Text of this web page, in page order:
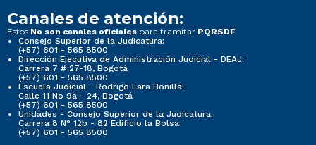
Canales de atención:
Estos No son canales oficiales para tramitar PQRSDF
Consejo Superior de la Judicatura:
(+57) 601 - 565 8500
Dirección Ejecutiva de Administración Judicial - DEAJ:
Carrera 7 # 27-18, Bogotá
(+57) 601 - 565 8500
Escuela Judicial - Rodrigo Lara Bonilla:
Calle 11 No 9a - 24, Bogotá
(+57) 601 - 565 8500
Unidades - Consejo Superior de la Judicatura:
Carrera 8 N° 12b - 82 Edificio la Bolsa
(+57) 601 - 565 8500